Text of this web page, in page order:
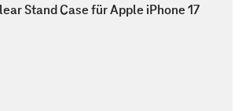
Stand Case für Apple iPhone 17